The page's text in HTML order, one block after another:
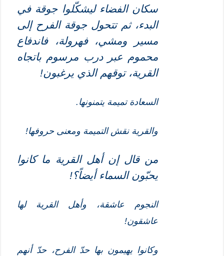
سكان الفضاء ليشكّلوا جوقة في
البدء، ثم تتحول جوقة الفرح إلى
مسير ومشي، فهرولة، فاندفاع
محموم عبر درب مرسوم باتجاه
القرية، توقهم الذي يرغبون!
السعادة تميمة يتمنونها.
والقرية نقش التميمة ومعنى حروفها!
من قالإن أهل القرية ما كانوا
يحبّون السماء أيضاً؟!
النجوم عاشقة، وأهل القرية لها
عاشقون!
وكانوا يهيمون بها حدّ الفرح، حدّ أنهم